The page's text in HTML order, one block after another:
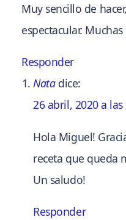
Muy sencillo de
espectacular.
Responder
Nata dice:
26 abril, 2020 a las
Hola Miguel!
receta que queda
Un saludo!
Responder